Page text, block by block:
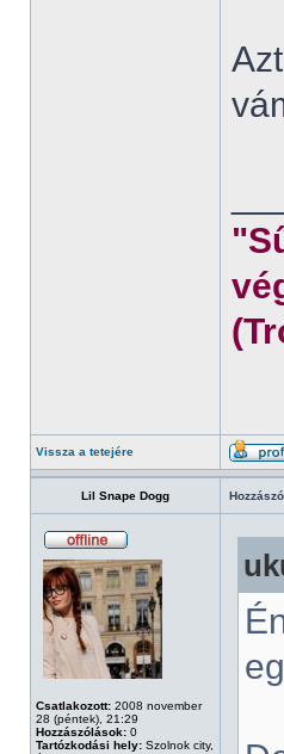
Vissza a tetejére
Lil Snape Dogg
Csatlakozott: 2008 november
28 (péntek), 21:29
Hozzászólások: 0
Tartózkodási hely: Szolnok city,